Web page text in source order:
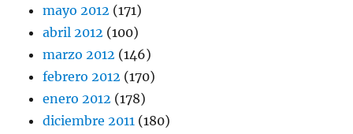
mayo 2012 (171)
abril 2012 (100)
marzo 2012 (146)
febrero 2012 (170)
enero 2012 (178)
diciembre 2011 (180)